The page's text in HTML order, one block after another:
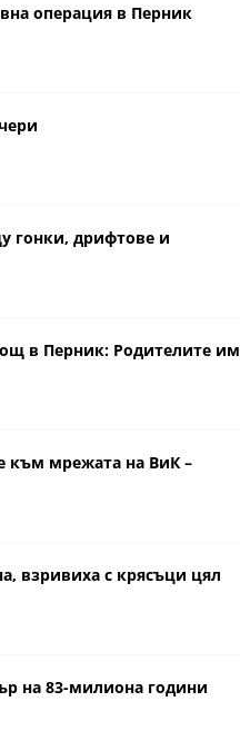
операция в Перник
гонки, дрифтове и
в Перник: Родителите им
към мрежата на ВиК –
взривиха с крясъци цял
на 83-милиона години